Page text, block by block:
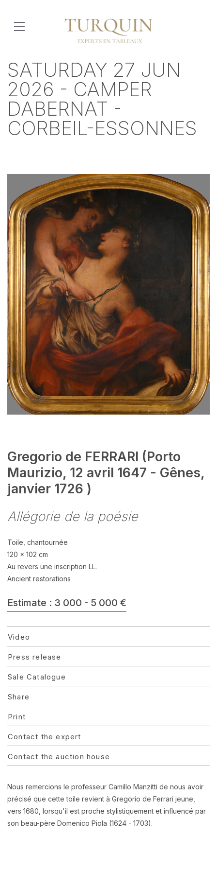
SATURDAY 27 JUN
2026 - CAMPER
DABERNAT -
CORBEIL-ESSONNES
Gregorio de FERRARI (Porto
Maurizio, 12 avril 1647 - Gênes,
janvier 1726 )
Allégorie de la poésie
Toile, chantournée
120 x 102 cm
Au revers une inscription LL.
Ancient restorations
Estimate : 3 000 - 5 000 €
Video
Press release
Sale Catalogue
Share
Print
Contact the expert
Contact the auction house
Nous remercions le professeur Camillo Manzitti de nous avoir
précisé que cette toile revient à Gregorio de Ferrari jeune,
vers 1680, lorsqu'il est proche stylistiquement et influencé par
son beau-père Domenico Piola (1624 - 1703).